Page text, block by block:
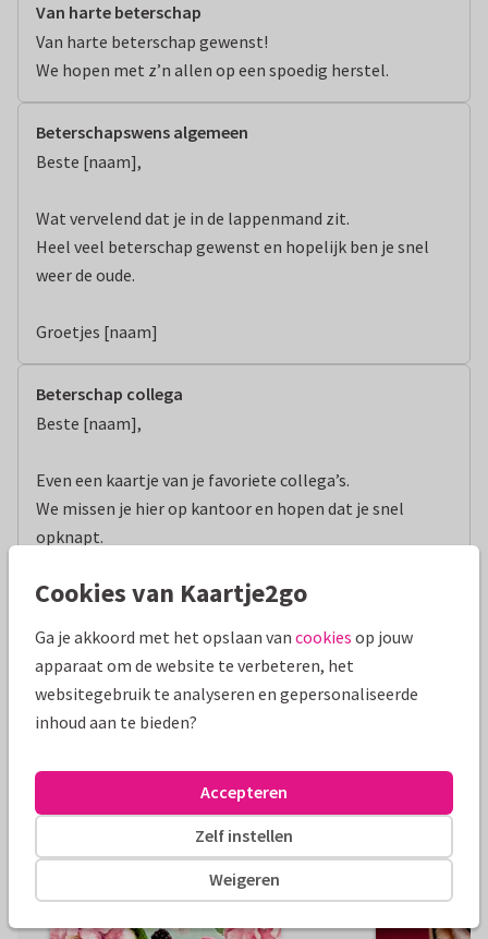
Van harte beterschap
Van harte beterschap gewenst!
We hopen met z’n allen op een spoedig herstel.
Beterschapswens algemeen
Beste [naam],
Wat vervelend dat je in de lappenmand zit.
Heel veel beterschap gewenst en hopelijk ben je snel
weer de oude.
Groetjes [naam]
Beterschap collega
Beste [naam],
Even een kaartje van je favoriete collega’s.
We missen je hier op kantoor en hopen dat je snel
opknapt.
Wens iemand beterschap met deze leuke
kaarten:
Nieuw
Cookies van Kaartje2go
Ga je akkoord met het opslaan van cookies op jouw
apparaat om de website te verbeteren, het
websitegebruik te analyseren en gepersonaliseerde
inhoud aan te bieden?
Weigeren
Zelf instellen
Accepteren